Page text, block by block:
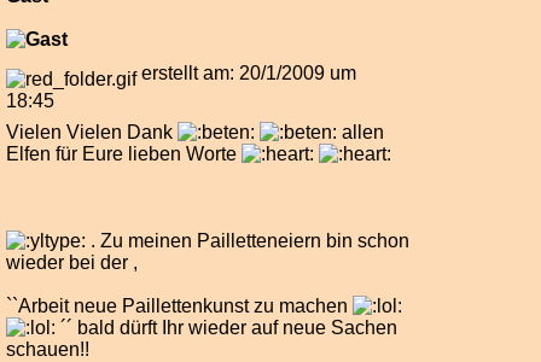
erstellt am: 20/1/2009 um
18:45
Vielen Vielen Dank
allen
Elfen für Eure lieben Worte
. Zu meinen Pailletteneiern bin schon
wieder bei der ,
``Arbeit neue Paillettenkunst zu machen
´´ bald dürft Ihr wieder auf neue Sachen
schauen!!